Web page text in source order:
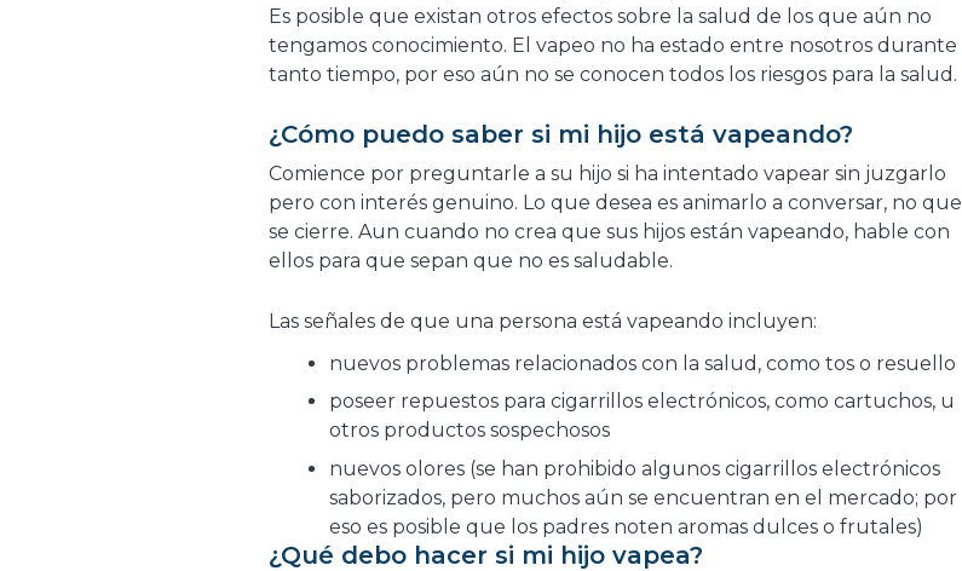
Es posible que existan otros efectos sobre la salud de los que aún no
tengamos conocimiento. El vapeo no ha estado entre nosotros durante
tanto tiempo, por eso aún no se conocen todos los riesgos para la salud.
¿Cómo puedo saber si mi hijo está vapeando?
Comience por preguntarle a su hijo si ha intentado vapear sin juzgarlo
pero con interés genuino. Lo que desea es animarlo a conversar, no que
se cierre. Aun cuando no crea que sus hijos están vapeando, hable con
ellos para que sepan que no es saludable.
Las señales de que una persona está vapeando incluyen:
nuevos problemas relacionados con la salud, como tos o resuello
poseer repuestos para cigarrillos electrónicos, como cartuchos, u
otros productos sospechosos
nuevos olores (se han prohibido algunos cigarrillos electrónicos
saborizados, pero muchos aún se encuentran en el mercado; por
eso es posible que los padres noten aromas dulces o frutales)
¿Qué debo hacer si mi hijo vapea?